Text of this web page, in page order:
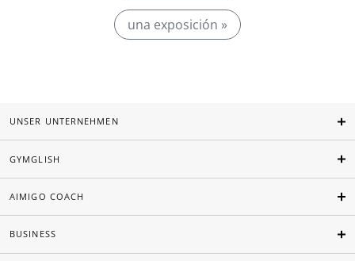
una exposición »
UNSER UNTERNEHMEN
GYMGLISH
AIMIGO COACH
BUSINESS